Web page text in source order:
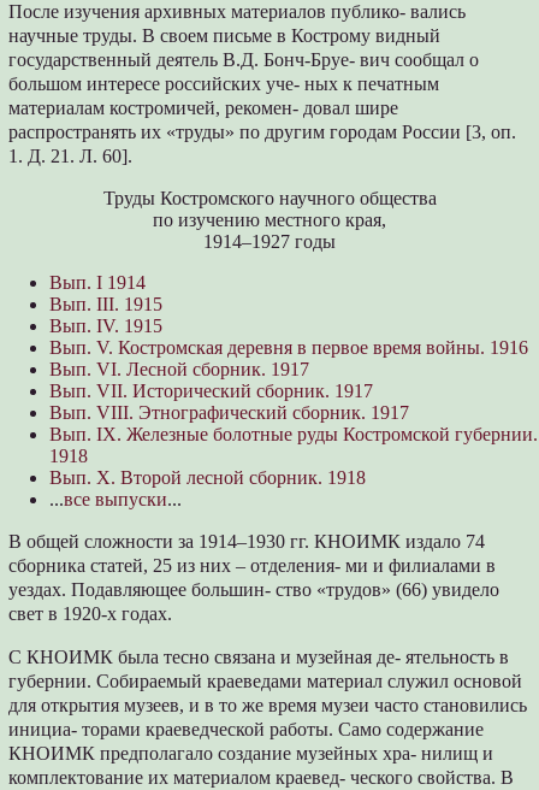
После изучения архивных материалов публико- вались
научные труды. В своем письме в Кострому видный
государственный деятель В.Д. Бонч-Бруе- вич сообщал о
большом интересе российских уче- ных к печатным
материалам костромичей, рекомен- довал шире
распространять их «труды» по другим городам России [3, оп.
1. Д. 21. Л. 60].
Труды Костромского научного общества
по изучению местного края,
1914–1927 годы
Вып. I 1914
Вып. III. 1915
Вып. IV. 1915
Вып. V. Костромская деревня в первое время войны. 1916
Вып. VI. Лесной сборник. 1917
Вып. VII. Исторический сборник. 1917
Вып. VIII. Этнографический сборник. 1917
Вып. IX. Железные болотные руды Костромской губернии.
1918
Вып. X. Второй лесной сборник. 1918
...все выпуски...
В общей сложности за 1914–1930 гг. КНОИМК издало 74
сборника статей, 25 из них – отделения- ми и филиалами в
уездах. Подавляющее большин- ство «трудов» (66) увидело
свет в 1920-х годах.
С КНОИМК была тесно связана и музейная де- ятельность в
губернии. Собираемый краеведами материал служил основой
для открытия музеев, и в то же время музеи часто становились
инициа- торами краеведческой работы. Само содержание
КНОИМК предполагало создание музейных хра- нилищ и
комплектование их материалом краевед- ческого свойства. В